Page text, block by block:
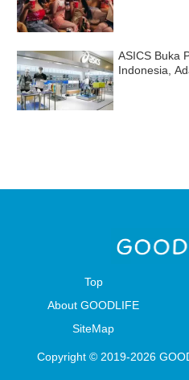
ASICS Buka
Indonesia,
Top
About GOODLIFE
SiteMap
Copyright © 2019-2026